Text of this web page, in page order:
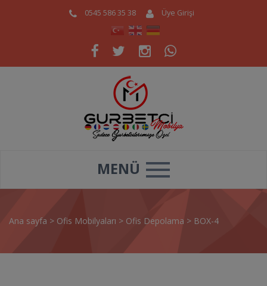
0545 586 35 38 Üye Girişi
MENÜ
Ana sayfa > Ofis Mobilyaları > Ofis Depolama > BOX-4